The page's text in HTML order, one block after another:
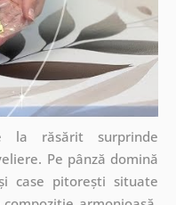
la răsărit surprinde
Pe pânză domină
case pitorești situate